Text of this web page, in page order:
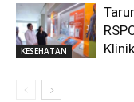
KESEHATAN